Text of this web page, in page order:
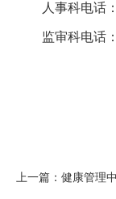
人事科电话
监审科电话
上一篇： 健康管理